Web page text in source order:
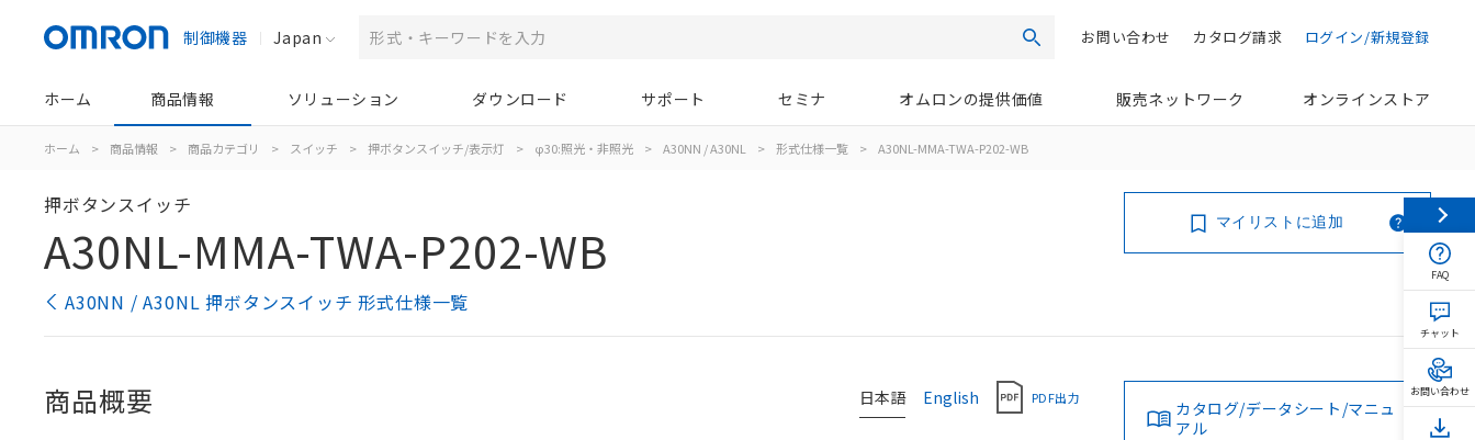
制御機器 Japan 検索 ログイン/新規登録
カタログ請求
お問い合わせ
ホーム 商品情報 ソリューション ダウンロード サポート セミナ オムロンの提供価値 販売ネットワーク オンラインストア
ホーム > 商品情報 > 商品カテゴリ > スイッチ > 押ボタンスイッチ/表示灯 > φ30:照光・非照光 > A30NN / A30NL > 形式仕様一覧 > A30NL-MMA-TWA-P202-WB
押ボタンスイッチ
A30NL-MMA-TWA-P202-WB
A30NN / A30NL 押ボタンスイッチ 形式仕様一覧
マイリストに追加
日本語 English PDF出力
商品概要
カタログ/データシート/マニュ
アル
FAQ
チャット
お問い合わせ